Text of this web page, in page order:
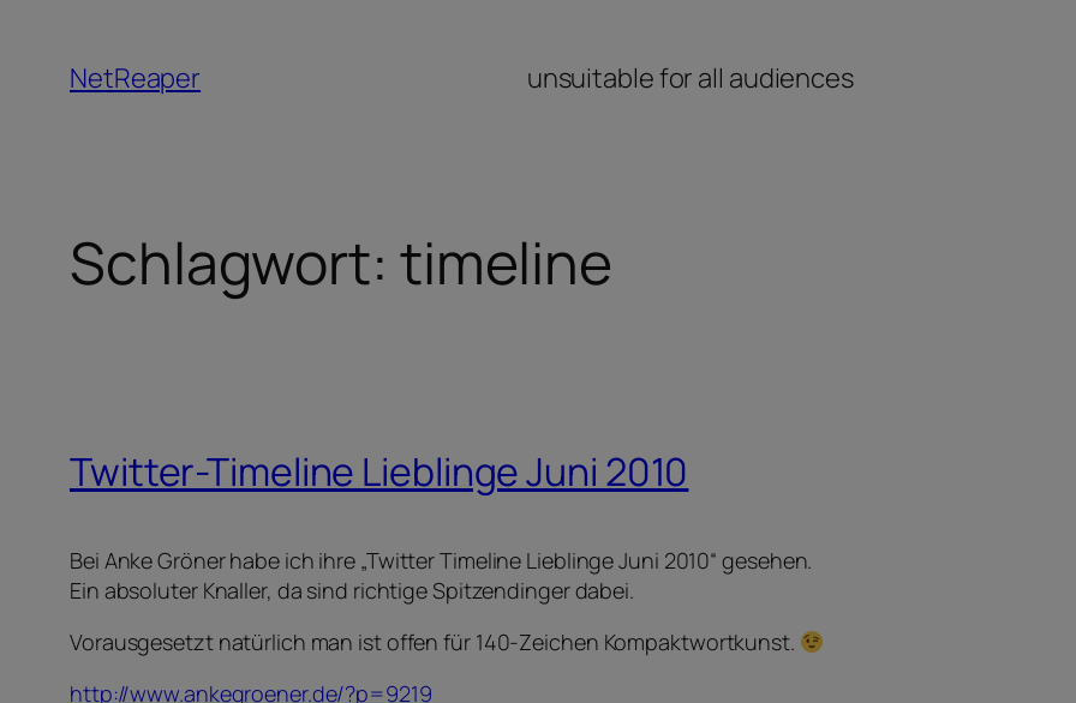
Inhalt
springen
NetReaper unsuitable for all audiences
Schlagwort: timeline
Twitter-Timeline Lieblinge Juni 2010
Bei Anke Gröner habe ich ihre „Twitter Timeline Lieblinge Juni 2010“ gesehen.
Ein absoluter Knaller, da sind richtige Spitzendinger dabei.
Vorausgesetzt natürlich man ist offen für 140-Zeichen Kompaktwortkunst.
http://www.ankegroener.de/?p=9219